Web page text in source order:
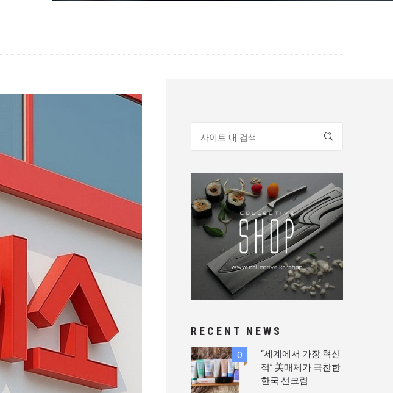
RECENT NEWS
0
“세계에서 가장 혁신
적” 美매체가 극찬한
한국 선크림